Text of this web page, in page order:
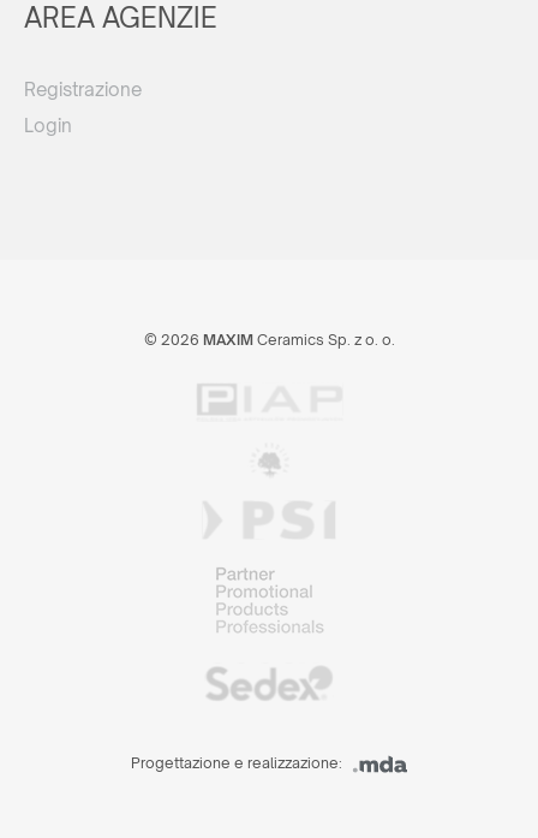
AREA AGENZIE
Registrazione
Login
© 2026 MAXIMCeramics Sp. z o. o.
Progettazione e realizzazione: